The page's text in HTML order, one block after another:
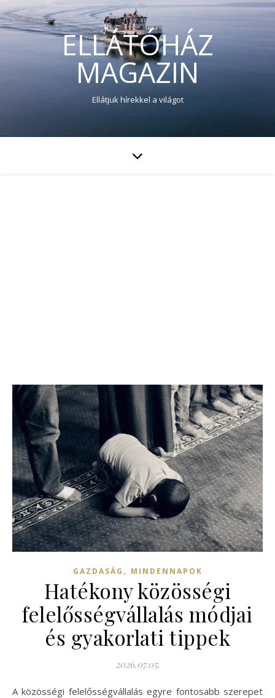
ELLÁTÓHÁZ
MAGAZIN
Ellátjuk hírekkel a világot
GAZDASÁG , MINDENNAPOK
Hatékony közösségi
felelősségvállalás módjai
és gyakorlati tippek
2026.07.05.
A közösségi felelősségvállalás egyre fontosabb szerepet